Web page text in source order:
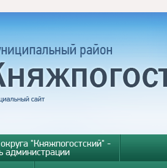
"Княжпогостский" -
администрации